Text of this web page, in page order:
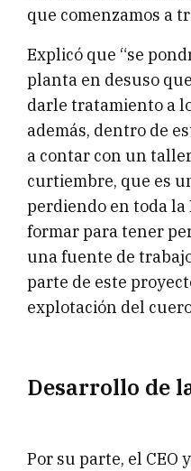
que comenzamos a
Explicó que “se
planta en desuso
darle tratamiento a
además, dentro de
a contar con un
curtiembre, que es
perdiendo en toda la
formar para tener
una fuente de
parte de este
explotación del
Desarrollo de
Por su parte, el CEO